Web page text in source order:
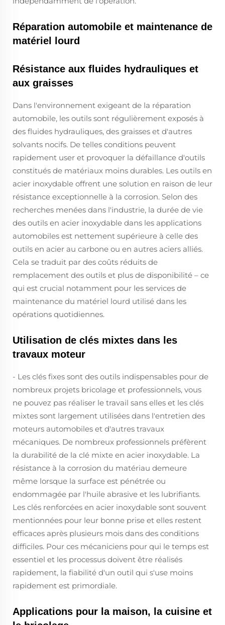
Réparation automobile et maintenance de
matériel lourd
Résistance aux fluides hydrauliques et
aux graisses
Dans l'environnement exigeant de la réparation
automobile, les outils sont régulièrement exposés à
des fluides hydrauliques, des graisses et d'autres
solvants nocifs. De telles conditions peuvent
rapidement user et provoquer la défaillance d'outils
constitués de matériaux moins durables. Les outils en
acier inoxydable offrent une solution en raison de leur
résistance exceptionnelle à la corrosion. Selon des
recherches menées dans l'industrie, la durée de vie
des outils en acier inoxydable dans les applications
automobiles est nettement supérieure à celle des
outils en acier au carbone ou en autres aciers alliés.
Cela se traduit par des coûts réduits de
remplacement des outils et plus de disponibilité – ce
qui est crucial notamment pour les services de
maintenance du matériel lourd utilisé dans les
opérations quotidiennes.
Utilisation de clés mixtes dans les
travaux moteur
- Les clés fixes sont des outils indispensables pour de
nombreux projets bricolage et professionnels, vous
ne pouvez pas réaliser le travail sans elles et les clés
mixtes sont largement utilisées dans l'entretien des
moteurs automobiles et d'autres travaux
mécaniques. De nombreux professionnels préfèrent
la durabilité de la clé mixte en acier inoxydable. La
résistance à la corrosion du matériau demeure
même lorsque la surface est pénétrée ou
endommagée par l'huile abrasive et les lubrifiants.
Les clés renforcées en acier inoxydable sont souvent
mentionnées pour leur bonne prise et elles restent
efficaces après plusieurs mois dans des conditions
difficiles. Pour ces mécaniciens pour qui le temps est
essentiel et les processus doivent être réalisés
rapidement, la fiabilité d'un outil qui s'use moins
rapidement est primordiale.
Applications pour la maison, la cuisine et